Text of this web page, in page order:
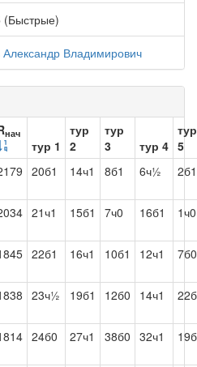
(Быстрые)
Владимирович
нач
тур 1
тур
2
тур
3
тур 4
тур
5
20б1 14ч1 8б1 6ч½ 2б1
21ч1 15б1 7ч0 16б1 1ч0
22б1 16ч1 10б1 12ч1 7б0
23ч½ 19б1 12б0 14ч1
24б0 27ч1 38б0 32ч1